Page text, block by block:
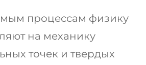
процессам физику
на механику
точек и твердых